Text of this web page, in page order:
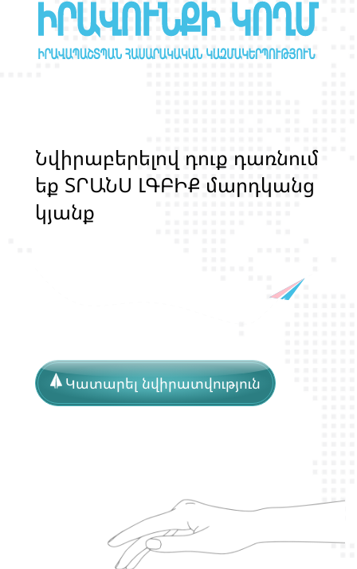
Նվիրաբերելով դոք դառնոմ
եք ՏՐԱՆՍ ԼԳԲԻՔ մարդկանց
կյանք
Կատարել նվիրատվություն